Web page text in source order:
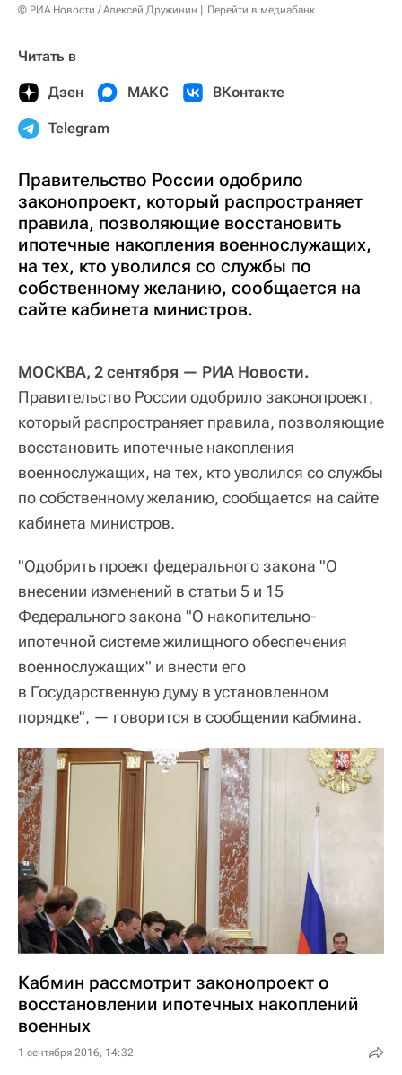
© РИА Новости / Алексей Дружинин Перейти в медиабанк
Читать в
Дзен МАКС ВКонтакте
Telegram
Правительство России одобрило
законопроект, который распространяет
правила, позволяющие восстановить
ипотечные накопления военнослужащих,
на тех, кто уволился со службы по
собственному желанию, сообщается на
сайте кабинета министров.
МОСКВА, 2 сентября — РИА Новости.
Правительство России одобрило законопроект,
который распространяет правила, позволяющие
восстановить ипотечные накопления
военнослужащих, на тех, кто уволился со службы
по собственному желанию, сообщается на сайте
кабинета министров.
"Одобрить проект федерального закона "О
внесении изменений в статьи 5 и 15
Федерального закона "О накопительно-
ипотечной системе жилищного обеспечения
военнослужащих" и внести его
в Государственную думу в установленном
порядке", — говорится в сообщении кабмина.
Кабмин рассмотрит законопроект о
восстановлении ипотечных накоплений
военных
1 сентября 2016, 14:32